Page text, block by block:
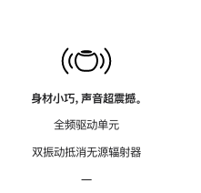
身材小巧，声音超震撼。
全频驱动单元
双振动抵消无源辐射器
—